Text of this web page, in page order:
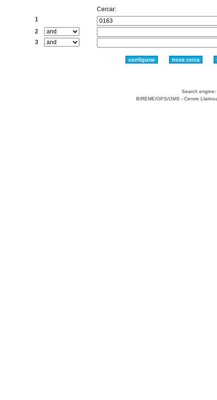
Cercar:
1
2
3
Search engine:
BIREME/OPS/OMS - Centre